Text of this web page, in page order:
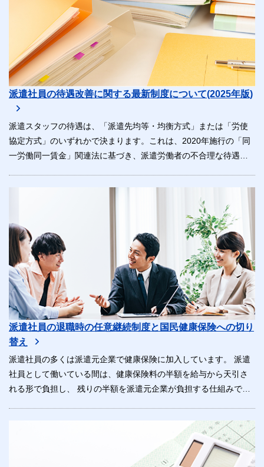
派遣社員の待遇改善に関する最新制度について(2025年版)
派遣スタッフの待遇は、「派遣先均等・均衡方式」または「労使
協定方式」のいずれかで決まります。これは、2020年施行の「同
一労働同一賃金」関連法に基づき、派遣労働者の不合理な待遇差
派遣社員の退職時の任意継続制度と国民健康保険への切り
替え
派遣社員の多くは派遣元企業で健康保険に加入しています。 派遣
社員として働いている間は、健康保険料の半額を給与から天引さ
れる形で負担し、 残りの半額を派遣元企業が負担する仕組みで